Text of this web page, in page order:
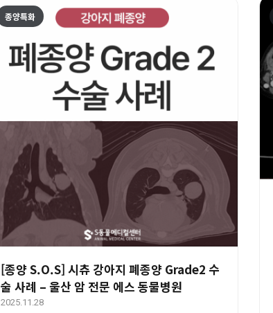
종양특화
[종양 S.O.S] 시츄 강아지 폐종양 Grade2 수
술 사례 – 울산 암 전문 에스 동물병원
2025.11.28